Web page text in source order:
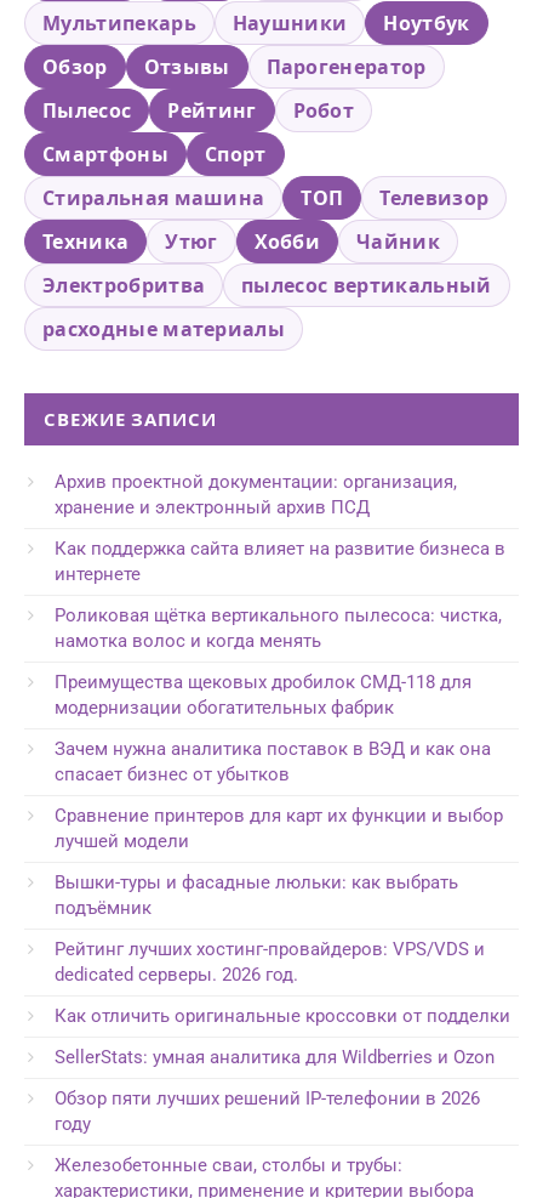
Мультипекарь Наушники
Ноутбук
Обзор
Отзывы
Парогенератор
Пылесос
Рейтинг
Робот
Смартфоны
Спорт
Стиральная машина
ТОП
Телевизор
Техника
Утюг Хобби
Чайник
Электробритва
пылесос вертикальный
расходные материалы
СВЕЖИЕ ЗАПИСИ
Архив проектной документации: организация,
хранение и электронный архив ПСД
Как поддержка сайта влияет на развитие бизнеса в
интернете
Роликовая щётка вертикального пылесоса: чистка,
намотка волос и когда менять
Преимущества щековых дробилок СМД-118 для
модернизации обогатительных фабрик
Зачем нужна аналитика поставок в ВЭД и как она
спасает бизнес от убытков
Сравнение принтеров для карт их функции и выбор
лучшей модели
Вышки-туры и фасадные люльки: как выбрать
подъёмник
Рейтинг лучших хостинг-провайдеров: VPS/VDS и
dedicated серверы. 2026 год.
Как отличить оригинальные кроссовки от подделки
SellerStats: умная аналитика для Wildberries и Ozon
Обзор пяти лучших решений IP-телефонии в 2026
году
Железобетонные сваи, столбы и трубы:
характеристики, применение и критерии выбора